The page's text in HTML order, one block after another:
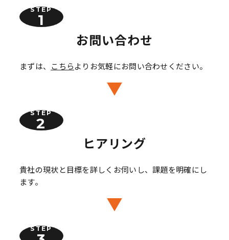
STEP
お問い合わせ
まずは、 こちらよりお気軽にお問い合わせください。
STEP
ヒアリング
貴社の現状と目標を詳しくお伺いし、課題を明確にし
ます。
STEP